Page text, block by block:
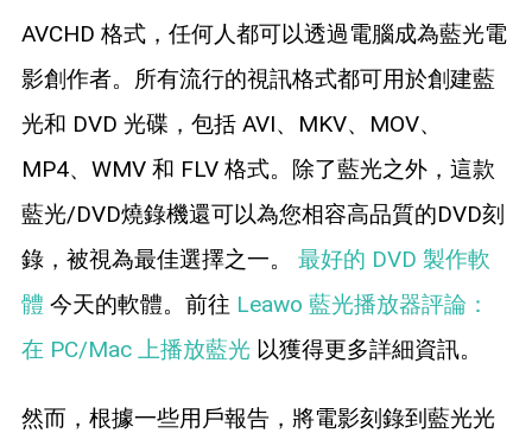
AVCHD 格式，任何人都可以透過電腦成為藍光電
影創作者。所有流行的視訊格式都可用於創建藍
光和 DVD 光碟，包括 AVI、MKV、MOV、
MP4、WMV 和 FLV 格式。除了藍光之外，這款
藍光/DVD燒錄機還可以為您相容高品質的DVD刻
錄，被視為最佳選擇之一。 最好的 DVD 製作軟
體 今天的軟體。前往 Leawo 藍光播放器評論：
在 PC/Mac 上播放藍光以獲得更多詳細資訊。
然而，根據一些用戶報告，將電影刻錄到藍光光